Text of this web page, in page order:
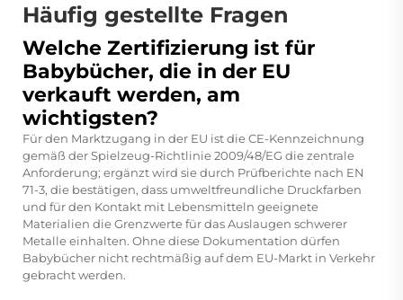
Häufig gestellte Fragen
Welche Zertifizierung ist für
Babybücher, die in der EU
verkauft werden, am
wichtigsten?
Für den Marktzugang in der EU ist die CE-Kennzeichnung
gemäß der Spielzeug-Richtlinie 2009/48/EG die zentrale
Anforderung; ergänzt wird sie durch Prüfberichte nach EN
71-3, die bestätigen, dass umweltfreundliche Druckfarben
und für den Kontakt mit Lebensmitteln geeignete
Materialien die Grenzwerte für das Auslaugen schwerer
Metalle einhalten. Ohne diese Dokumentation dürfen
Babybücher nicht rechtmäßig auf dem EU-Markt in Verkehr
gebracht werden.